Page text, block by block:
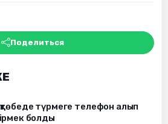
Поделиться
түрмеге телефон алып
болды